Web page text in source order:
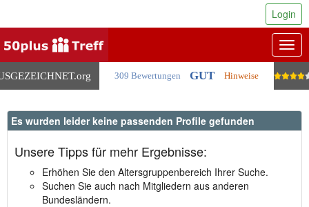
.org 309 Bewertungen GUT Hinweise
Login
Es wurden leider keine passenden Profile gefunden
Unsere Tipps für mehr Ergebnisse:
Erhöhen Sie den Altersgruppenbereich Ihrer Suche.
Suchen Sie auch nach Mitgliedern aus anderen
Bundesländern.